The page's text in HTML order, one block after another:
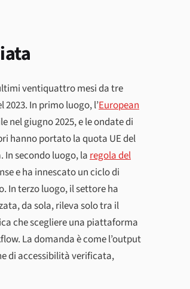
ventiquattro mesi da tre
In primo luogo, l’European
nel giugno 2025, e le ondate di
hanno portato la quota UE del
secondo luogo, laregola del
e ha innescato un ciclo di
In terzo luogo, il settore ha
da sola, rileva solo tra il
che scegliere una piattaforma
La domanda è come l’output
di accessibilità verificata,